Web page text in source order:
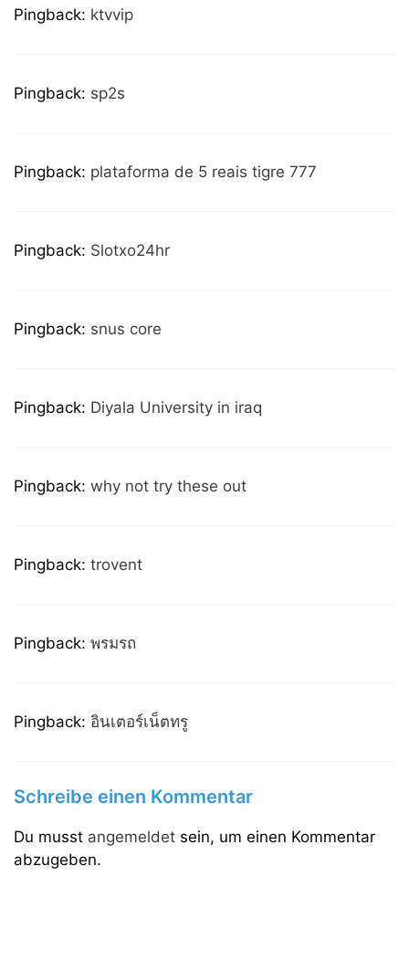
Pingback: ktvvip
Pingback: sp2s
Pingback: plataforma de 5 reais tigre 777
Pingback: Slotxo24hr
Pingback: snus core
Pingback: Diyala University in iraq
Pingback: why not try these out
Pingback: trovent
Pingback: พรมรถ
Pingback: อินเตอร์เน็ตทรู
Schreibe einen Kommentar
Du musst angemeldet sein, um einen Kommentar
abzugeben.